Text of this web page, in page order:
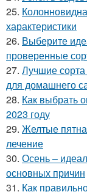
25.
характеристики
26. Выберите
проверенные
27. Лучшие
для домашнего
28. Как выбрать
2023 году
29. Желтые
лечение
30. Осень –
основных причин
31. Как